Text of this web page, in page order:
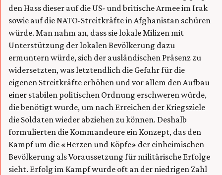
den Hass dieser auf die US- und britische Armee im Irak
sowie auf die NATO-Streitkräfte in Afghanistan schüren
würde. Man nahm an, dass sie lokale Milizen mit
Unterstützung der lokalen Bevölkerung dazu
ermuntern würde, sich der ausländischen Präsenz zu
widersetzten, was letztendlich die Gefahr für die
eigenen Streitkräfte erhöhen und vor allem den Aufbau
einer stabilen politischen Ordnung erschweren würde,
die benötigt wurde, um nach Erreichen der Kriegsziele
die Soldaten wieder abziehen zu können. Deshalb
formulierten die Kommandeure ein Konzept, das den
Kampf um die «Herzen und Köpfe» der einheimischen
Bevölkerung als Voraussetzung für militärische Erfolge
sieht. Erfolg im Kampf wurde oft an der niedrigen Zahl